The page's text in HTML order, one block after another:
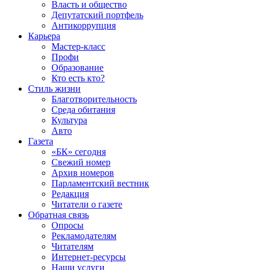
Власть и общество
Депутатский портфель
Антикоррупция
Карьера
Мастер-класс
Профи
Образование
Кто есть кто?
Стиль жизни
Благотворительность
Среда обитания
Культура
Авто
Газета
«БК» сегодня
Свежий номер
Архив номеров
Парламентский вестник
Редакция
Читатели о газете
Обратная связь
Опросы
Рекламодателям
Читателям
Интернет-ресурсы
Наши услуги